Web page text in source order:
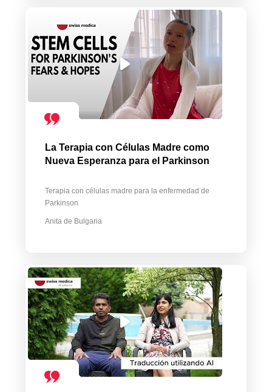
La Terapia con Células Madre como
Nueva Esperanza para el Parkinson
Terapia con células madre para la enfermedad de
Parkinson
Anita de Bulgaria